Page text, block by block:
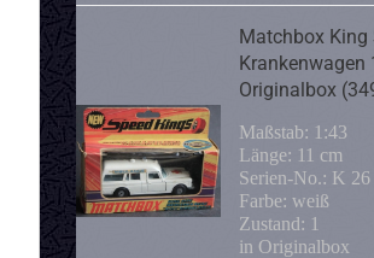
Matchbox King
Originalbox
Maßstab: 1:43
Länge: 11 cm
Serien-No.: K 26
Farbe: weiß
Zustand: 1
in Originalbox